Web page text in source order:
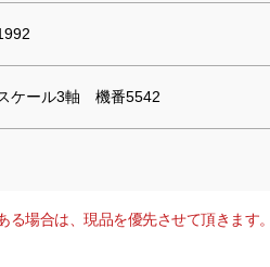
ケール3軸 機番5542
場合は、現品を優先させて頂きます。